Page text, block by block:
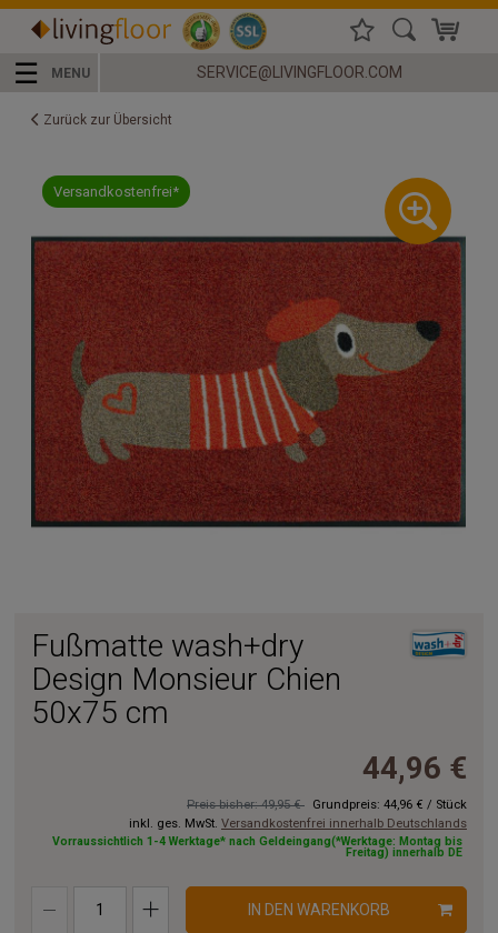
☰ MENU SERVICE@LIVINGFLOOR.COM
Zurück zur Übersicht
Versandkostenfrei*
Fußmatte wash+dry
Design Monsieur Chien
50x75 cm
44,96 €
Preis bisher: 49,95 € Grundpreis: 44,96 € / Stück
inkl. ges. MwSt. Versandkostenfrei innerhalb Deutschlands
Vorraussichtlich 1-4 Werktage* nach Geldeingang(*Werktage: Montag bis
Freitag) innerhalb DE
IN DEN WARENKORB